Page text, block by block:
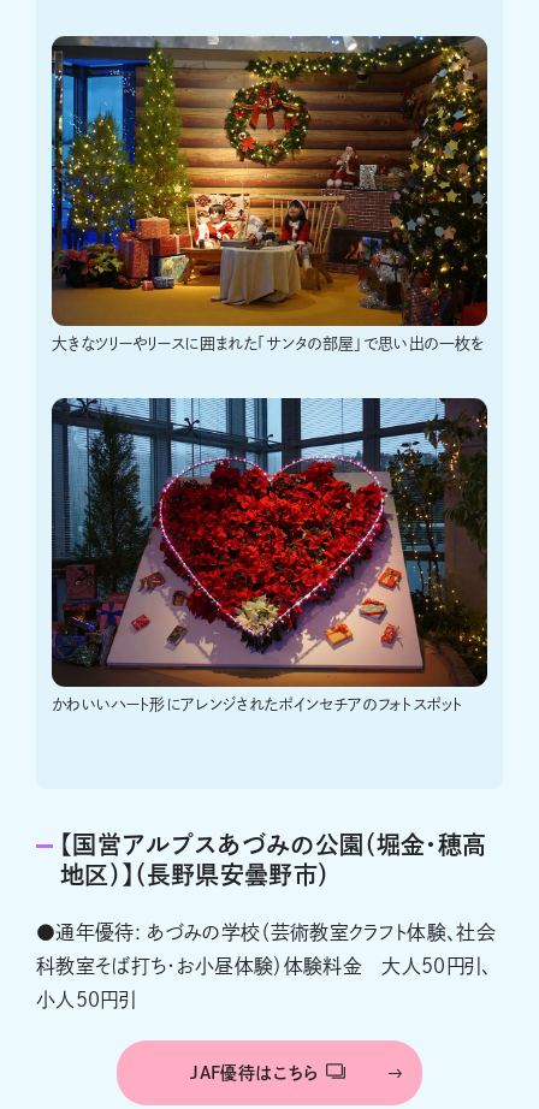
大きなツリーやリースに囲まれた「サンタの部屋」で思い出の一枚を
かわいいハート形にアレンジされたポインセチアのフォトスポット
【国営アルプスあづみの公園（堀金・穂高
地区）】（長野県安曇野市）
●通年優待: あづみの学校（芸術教室クラフト体験、社会
科教室そば打ち・お小昼体験）体験料金 大人50円引、
小人50円引
JAF優待はこちら